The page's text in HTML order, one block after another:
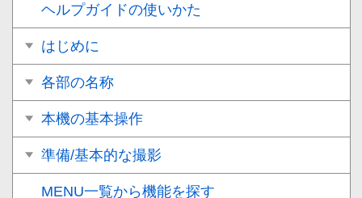
ヘルプガイドの使いかた
はじめに
各部の名称
本機の基本操作
準備/基本的な撮影
MENU一覧から機能を探す